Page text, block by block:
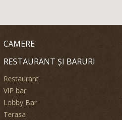
CAMERE
RESTAURANT ȘI BARURI
Restaurant
VIP bar
Lobby Bar
Terasa